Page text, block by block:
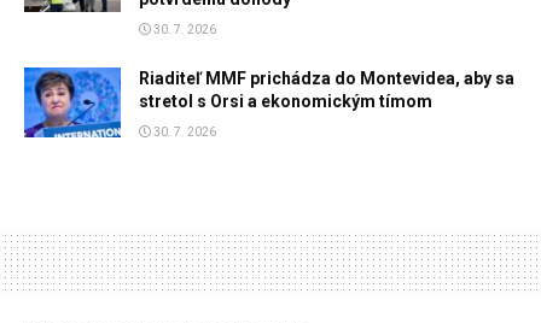
30. 7. 2026
Riaditeľ MMF prichádza do Montevidea, aby sa
stretol s Orsi a ekonomickým tímom
30. 7. 2026